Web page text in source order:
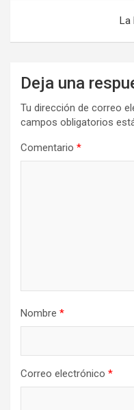
La
Deja una
Tu dirección de correo
campos obligatorios
Comentario *
Nombre *
Correo electrónico *